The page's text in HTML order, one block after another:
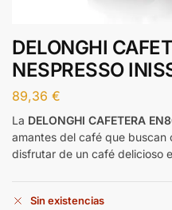
DELONGHI
NESPRESSO
89,36 €
La DELONGHI CAFETERA
amantes del café que
disfrutar de un café delicioso
Sin existencias